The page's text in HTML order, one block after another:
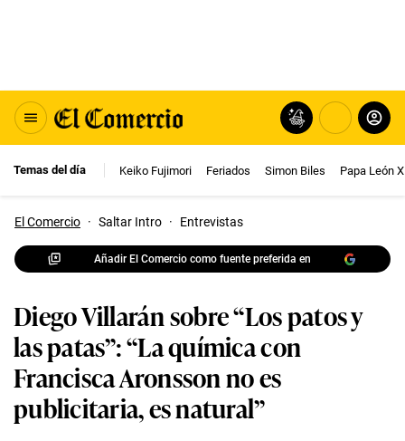
Temas del día Keiko Fujimori Feriados Simon Biles Papa León
El Comercio · Saltar Intro · Entrevistas
Añadir El Comercio como fuente preferida en
Diego Villarán sobre “Los patos y
las patas”: “La química con
Francisca Aronsson no es
publicitaria, es natural”